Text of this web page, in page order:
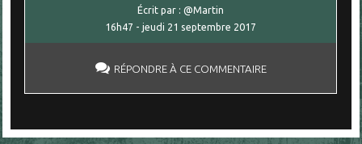
Écrit par :@Martin
16h47 -jeudi 21 septembre 2017
RÉPONDRE À CE COMMENTAIRE